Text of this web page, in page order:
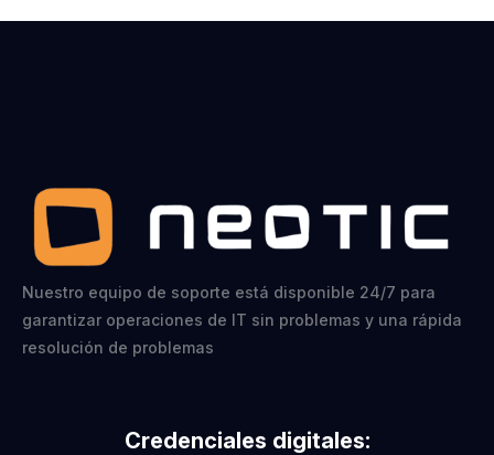
Nuestro equipo de soporte está disponible 24/7 para
garantizar operaciones de IT sin problemas y una rápida
resolución de problemas
Credenciales digitales: